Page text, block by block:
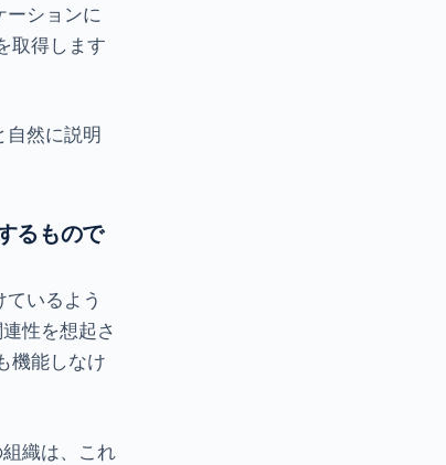
ーションに
取得します
自然に説明
るもので
いるよう
性を想起さ
機能しなけ
織は、これ